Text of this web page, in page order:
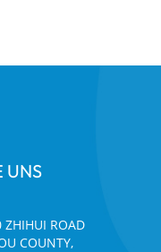
UNS
ROAD
COUNTY,